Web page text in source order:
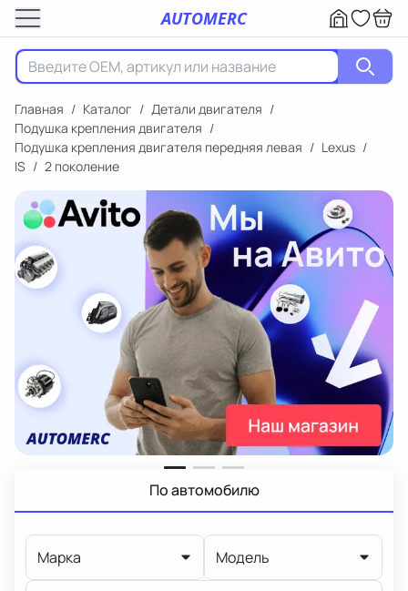
AUTOMERC
Главная / Каталог / Детали двигателя /
Подушка крепления двигателя /
Подушка крепления двигателя передняя левая / Lexus /
IS / 2 поколение
По автомобилю
Марка Модель